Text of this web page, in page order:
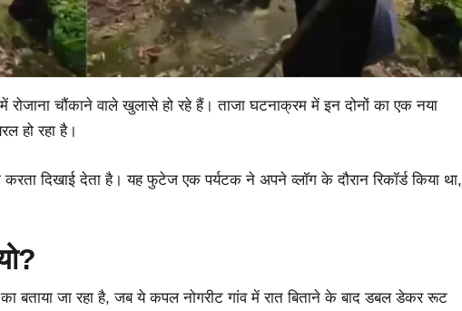
चौंकाने वाले खुलासे हो रहे हैं। ताजा घटनाक्रम में इन दोनों का एक नया
हो रहा है।
दिखाई देता है। यह फुटेज एक पर्यटक ने अपने व्लॉग के दौरान रिकॉर्ड किया था,
बताया जा रहा है, जब ये कपल नोगरीट गांव में रात बिताने के बाद डबल डेकर रूट